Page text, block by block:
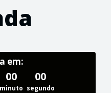
em:
00
minuto
00
segundo